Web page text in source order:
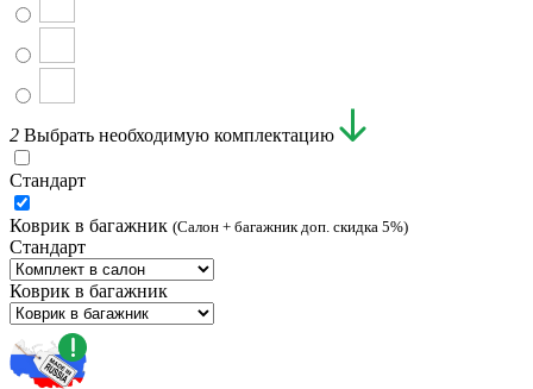
2 Выбрать необходимую комплектацию
Стандарт
Коврик в багажник (Салон + багажник доп. скидка 5%)
Стандарт
Коврик в багажник